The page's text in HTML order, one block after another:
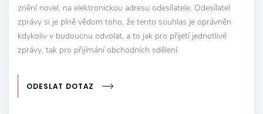
znění novel, na elektronickou adresu odesílatele. Odesílatel
zprávy si je plně vědom toho, že tento souhlas je oprávněn
kdykoliv v budoucnu odvolat, a to jak pro přijetí jednotlivé
zprávy, tak pro přijímání obchodních sdělení.
ODESLAT DOTAZ